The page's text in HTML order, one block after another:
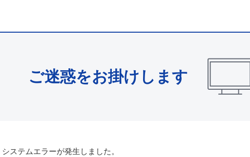
ご迷惑をお掛けします
システムエラーが発生しました。